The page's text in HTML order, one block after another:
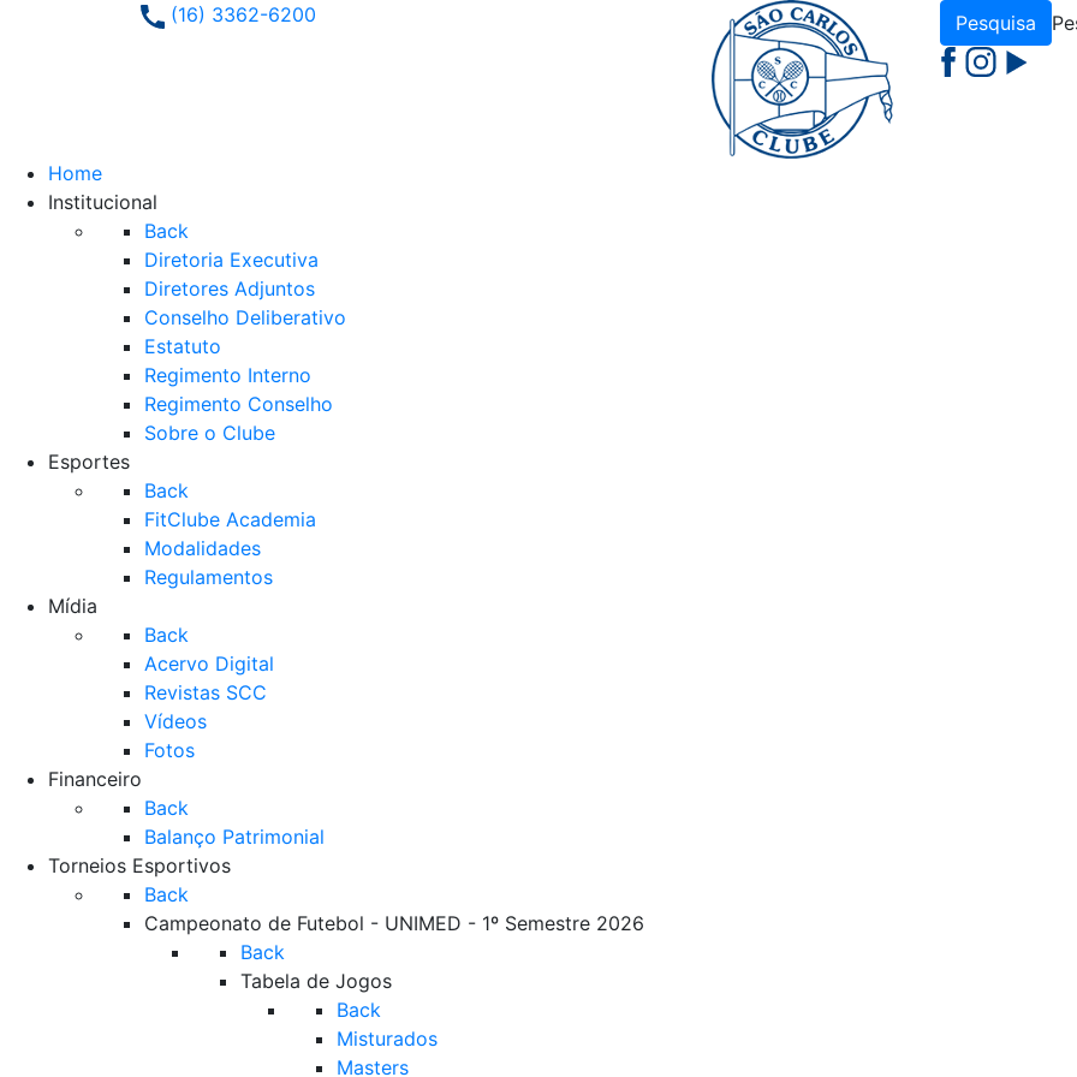
(16) 3362-6200 Pesquisa
Home
Institucional
Back
Diretoria Executiva
Diretores Adjuntos
Conselho Deliberativo
Estatuto
Regimento Interno
Regimento Conselho
Sobre o Clube
Esportes
Back
FitClube Academia
Modalidades
Regulamentos
Mídia
Back
Acervo Digital
Revistas SCC
Vídeos
Fotos
Financeiro
Back
Balanço Patrimonial
Torneios Esportivos
Back
Campeonato de Futebol - UNIMED - 1º Semestre 2026
Back
Tabela de Jogos
Back
Misturados
Masters